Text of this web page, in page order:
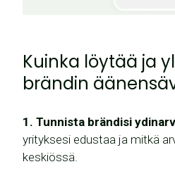
Kuinka löytää ja
brändin
1. Tunnista brändisi
yrityksesi edustaa ja mitkä
keskiössä.